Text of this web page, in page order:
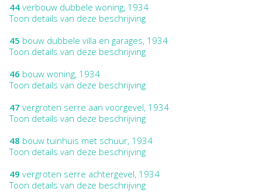
44 verbouw dubbele woning, 1934
Toon details van deze beschrijving
45 bouw dubbele villa en garages, 1934
Toon details van deze beschrijving
46 bouw woning, 1934
Toon details van deze beschrijving
47 vergroten serre aan voorgevel, 1934
Toon details van deze beschrijving
48 bouw tuinhuis met schuur, 1934
Toon details van deze beschrijving
49 vergroten serre achtergevel, 1934
Toon details van deze beschrijving